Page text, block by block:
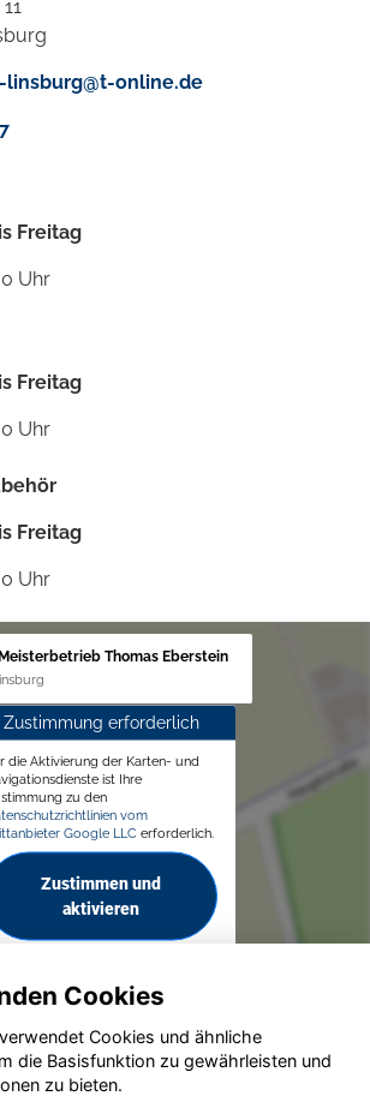
online.de
Freitag
Uhr
Freitag
Uhr
Freitag
Uhr
Thomas Eberstein
Zustimmung erforderlich
die Aktivierung der Karten- und
ist Ihre
zu den
vom
Google LLC erforderlich.
Zustimmen und
aktivieren
GmbH 2020 - 2026
Cookies
Cookies und ähnliche
die Basisfunktion zu gewährleisten und
zu bieten.